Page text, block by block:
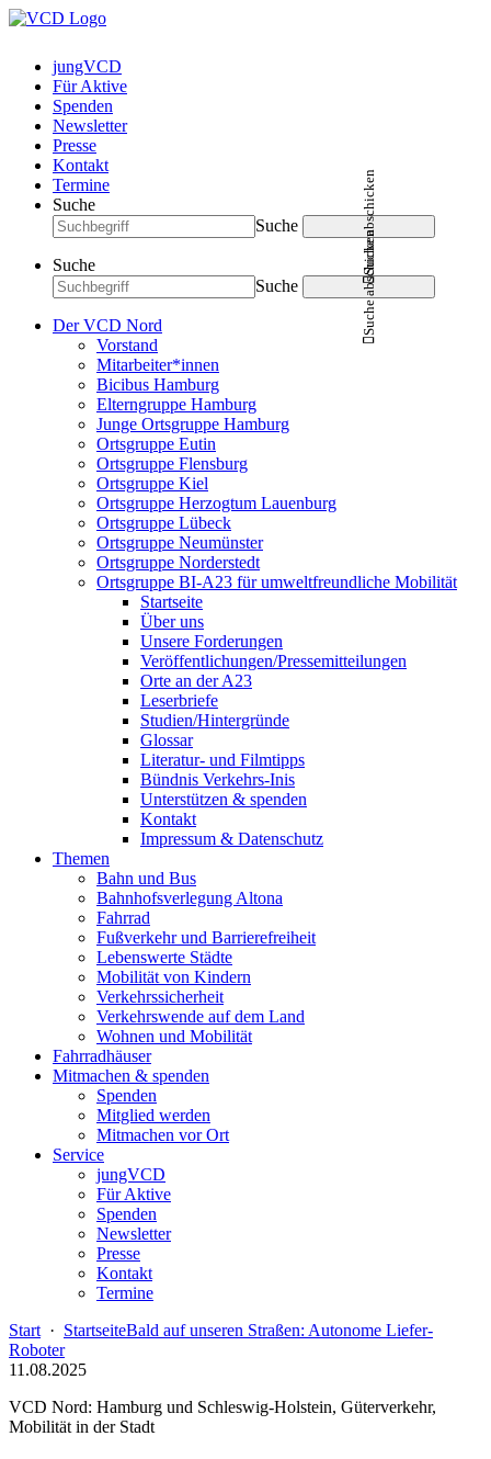
jungVCD
Für Aktive
Spenden
Newsletter
Presse
Kontakt
Termine
Suche
Suche
Suche abschicken
Suche
Suche
Suche abschicken
Der VCD Nord
Vorstand
Mitarbeiter*innen
Bicibus Hamburg
Elterngruppe Hamburg
Junge Ortsgruppe Hamburg
Ortsgruppe Eutin
Ortsgruppe Flensburg
Ortsgruppe Kiel
Ortsgruppe Herzogtum Lauenburg
Ortsgruppe Lübeck
Ortsgruppe Neumünster
Ortsgruppe Norderstedt
Ortsgruppe BI-A23 für umweltfreundliche Mobilität
Startseite
Über uns
Unsere Forderungen
Veröffentlichungen/Pressemitteilungen
Orte an der A23
Leserbriefe
Studien/Hintergründe
Glossar
Literatur- und Filmtipps
Bündnis Verkehrs-Inis
Unterstützen & spenden
Kontakt
Impressum & Datenschutz
Themen
Bahn und Bus
Bahnhofsverlegung Altona
Fahrrad
Fußverkehr und Barrierefreiheit
Lebenswerte Städte
Mobilität von Kindern
Verkehrssicherheit
Verkehrswende auf dem Land
Wohnen und Mobilität
Fahrradhäuser
Mitmachen & spenden
Spenden
Mitglied werden
Mitmachen vor Ort
Service
jungVCD
Für Aktive
Spenden
Newsletter
Presse
Kontakt
Termine
Start · StartseiteBald auf unseren Straßen: Autonome Liefer-
Roboter
11.08.2025
VCD Nord: Hamburg und Schleswig-Holstein, Güterverkehr,
Mobilität in der Stadt